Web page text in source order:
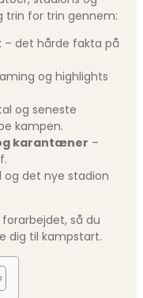
trin for trin gennem:
– det hårde fakta på
og highlights
og seneste
kampen.
karantæner –
og det nye stadion
så du
dig til kampstart.